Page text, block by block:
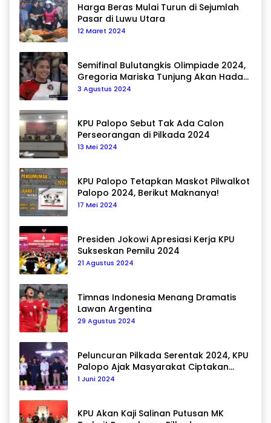
Harga Beras Mulai Turun di Sejumlah
Pasar di Luwu Utara
12 Maret 2024
Semifinal Bulutangkis Olimpiade 2024,
Gregoria Mariska Tunjung Akan Hadapi
Pemain Asal Korea Selatan
3 Agustus 2024
KPU Palopo Sebut Tak Ada Calon
Perseorangan di Pilkada 2024
13 Mei 2024
KPU Palopo Tetapkan Maskot Pilwalkot
Palopo 2024, Berikut Maknanya!
17 Mei 2024
Presiden Jokowi Apresiasi Kerja KPU
Sukseskan Pemilu 2024
21 Agustus 2024
Timnas Indonesia Menang Dramatis
Lawan Argentina
29 Agustus 2024
Peluncuran Pilkada Serentak 2024, KPU
Palopo Ajak Masyarakat Ciptakan
Pilkada Damai
1 Juni 2024
KPU Akan Kaji Salinan Putusan MK